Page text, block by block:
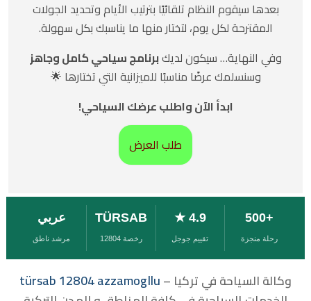
بعدها سيقوم النظام تلقائيًا بترتيب الأيام وتحديد الجولات
المقترحة لكل يوم، لتختار منها ما يناسبك بكل سهولة.
وفي النهاية… سيكون لديكبرنامج سياحي كامل وجاهز
وسنسلمك عرضًا مناسبًا للميزانية التي تختارها 🌟
ابدأ الآن واطلب عرضك السياحي!
طلب العرض
+500
رحلة منجزة
4.9 ★
تقييم جوجل
TÜRSAB
رخصة 12804
عربي
مرشد ناطق
وكالة السياحة في تركيا –türsab 12804 azzamogllu